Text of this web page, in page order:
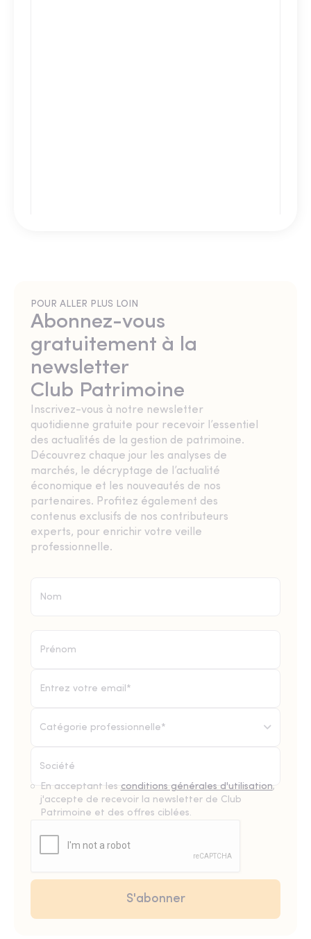
POUR ALLER PLUS LOIN
Abonnez-vous
gratuitement à la
newsletter
Club Patrimoine
Inscrivez-vous à notre newsletter
quotidienne gratuite pour recevoir l’essentiel
des actualités de la gestion de patrimoine.
Découvrez chaque jour les analyses de
marchés, le décryptage de l’actualité
économique et les nouveautés de nos
partenaires. Profitez également des
contenus exclusifs de nos contributeurs
experts, pour enrichir votre veille
professionnelle.
Catégorie professionnelle*
En acceptant les conditions générales d'utilisation,
j'accepte de recevoir la newsletter de Club
Patrimoine et des offres ciblées.